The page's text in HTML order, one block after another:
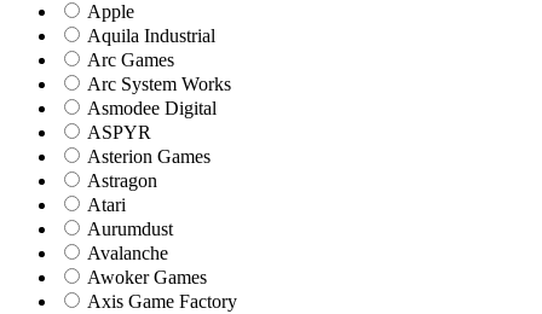
Apple
Aquila Industrial
Arc Games
Arc System Works
Asmodee Digital
ASPYR
Asterion Games
Astragon
Atari
Aurumdust
Avalanche
Awoker Games
Axis Game Factory